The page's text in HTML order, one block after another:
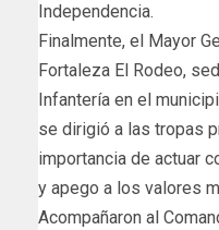
Independencia.
Finalmente, el Mayor
Fortaleza El Rodeo,
Infantería en el
se dirigió a las tropas
importancia de actuar
y apego a los valores
Acompañaron al